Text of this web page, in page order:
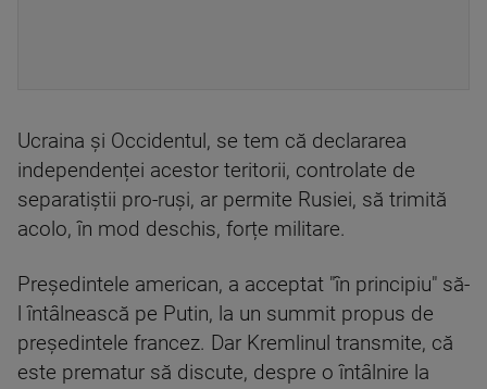
Ucraina și Occidentul, se tem că declararea
independenței acestor teritorii, controlate de
separatiștii pro-ruși, ar permite Rusiei, să trimită
acolo, în mod deschis, forțe militare.
Președintele american, a acceptat "în principiu" să-
l întâlnească pe Putin, la un summit propus de
președintele francez. Dar Kremlinul transmite, că
este prematur să discute, despre o întâlnire la